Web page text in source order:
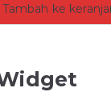
Tambah ke